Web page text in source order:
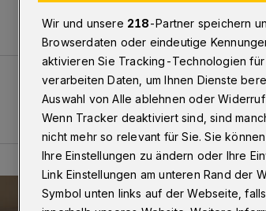
Wir und unsere 218-Partner speichern
Browserdaten oder eindeutige
aktivieren Sie Tracking-Technologien
verarbeiten Daten, um Ihnen Dienste
Auswahl von Alle ablehnen oder
Wenn Tracker deaktiviert sind, sind
nicht mehr so relevant für Sie. Sie
Ihre Einstellungen zu ändern oder Ihre
Link Einstellungen am unteren Rand der
Symbol unten links auf der Webseite,